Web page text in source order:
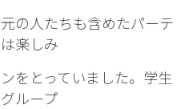
の人たちも含めたパーテ
楽しみ
をとっていました。学生
ループ